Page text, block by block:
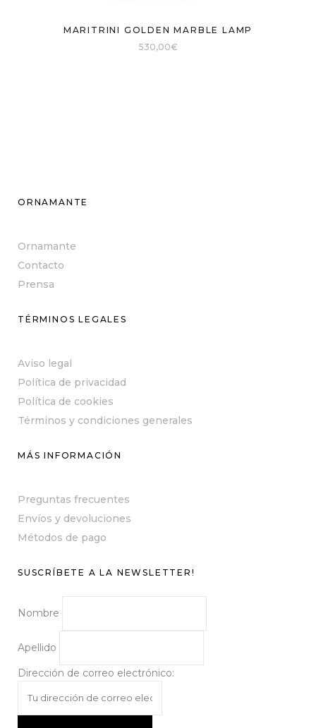
MARITRINI GOLDEN MARBLE LAMP
530,00€
ORNAMANTE
Ornamante
Contacto
Prensa
TÉRMINOS LEGALES
Aviso legal
Política de privacidad
Política de cookies
Términos y condiciones generales
MÁS INFORMACIÓN
Preguntas frecuentes
Envíos y devoluciones
Métodos de pago
SUSCRÍBETE A LA NEWSLETTER!
Nombre
Apellido
Dirección de correo electrónico: